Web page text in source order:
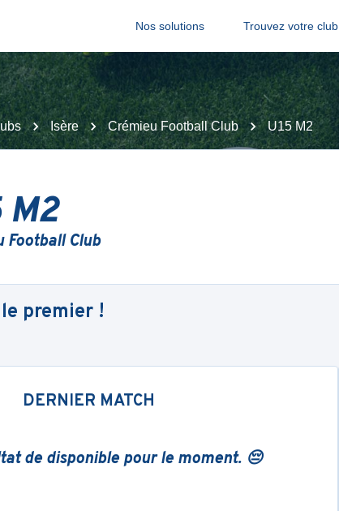
Nos solutions Trouvez votre club
Isère Crémieu Football Club U15 M2
M2
Football Club
premier !
DERNIER MATCH
de disponible pour le moment. 😔